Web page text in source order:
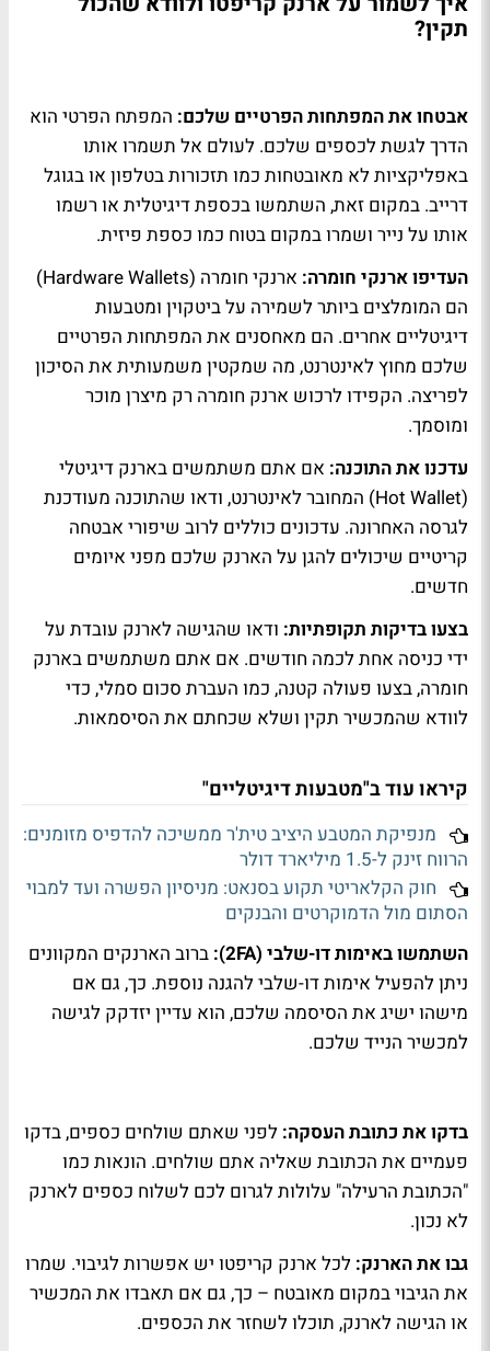
תקין?
אבטחו את המפתחות הפרטיים שלכם: המפתח הפרטי הוא
הדרך לגשת לכספים שלכם. לעולם אל תשמרו אותו
באפליקציות לא מאובטחות כמו תזכורות בטלפון או בגוגל
דרייב. במקום זאת, השתמשו בכספת דיגיטלית או רשמו
אותו על נייר ושמרו במקום בטוח כמו כספת פיזית.
העדיפו ארנקי חומרה:
ארנקי חומרה (Hardware Wallets)
הם המומלצים ביותר לשמירה על ביטקוין ומטבעות
דיגיטליים אחרים. הם מאחסנים את המפתחות הפרטיים
שלכם מחוץ לאינטרנט, מה שמקטין משמעותית את הסיכון
לפריצה. הקפידו לרכוש ארנק חומרה רק מיצרן מוכר
ומוסמך.
עדכנו את התוכנה: אם אתם משתמשים בארנק דיגיטלי
(Hot Wallet) המחובר לאינטרנט, ודאו שהתוכנה מעודכנת
לגרסה האחרונה. עדכונים כוללים לרוב שיפורי אבטחה
קריטיים שיכולים להגן על הארנק שלכם מפני איומים
חדשים.
בצעו בדיקות תקופתיות: ודאו שהגישה לארנק עובדת על
ידי כניסה אחת לכמה חודשים. אם אתם משתמשים בארנק
חומרה, בצעו פעולה קטנה, כמו העברת סכום סמלי, כדי
לוודא שהמכשיר תקין ושלא שכחתם את הסיסמאות.
קיראו עוד ב"מטבעות דיגיטליים"
מנפיקת המטבע היציב טית'ר ממשיכה להדפיס מזומנים:
הרווח זינק ל-1.5 מיליארד דולר
חוק הקלאריטי תקוע בסנאט: מניסיון הפשרה ועד למבוי
הסתום מול הדמוקרטים והבנקים
השתמשו באימות דו-שלבי (2FA):
ברוב הארנקים המקוונים
ניתן להפעיל אימות דו-שלבי להגנה נוספת. כך, גם אם
מישהו ישיג את הסיסמה שלכם, הוא עדיין יזדקק לגישה
למכשיר הנייד שלכם.
בדקו את כתובת העסקה: לפני שאתם שולחים כספים, בדקו
פעמיים את הכתובת שאליה אתם שולחים. הונאות כמו
"הכתובת הרעילה" עלולות לגרום לכם לשלוח כספים לארנק
לא נכון.
גבו את הארנק: לכל ארנק קריפטו יש אפשרות לגיבוי. שמרו
את הגיבוי במקום מאובטח – כך, גם אם תאבדו את המכשיר
או הגישה לארנק, תוכלו לשחזר את הכספים.